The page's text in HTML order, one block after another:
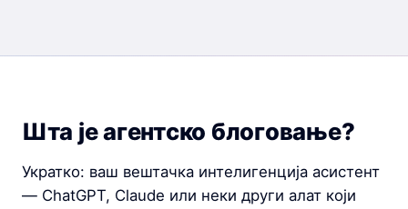
Шта је агентско блоговање?
Укратко: ваш вештачка интелигенција асистент
— ChatGPT, Claude или неки други алат који